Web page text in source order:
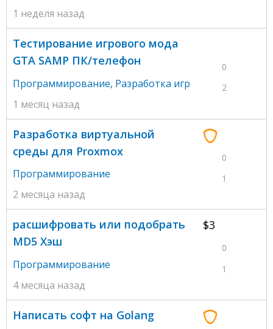
1 неделя назад
0
2
Тестирование игрового мода
GTA SAMP ПК/телефон
Программирование, Разработка игр
1 месяц назад
0
1
Разработка виртуальной
среды для Proxmox
Программирование
2 месяца назад
$3
0
1
расшифровать или подобрать
MD5 Хэш
Программирование
4 месяца назад
Написать софт на Golang